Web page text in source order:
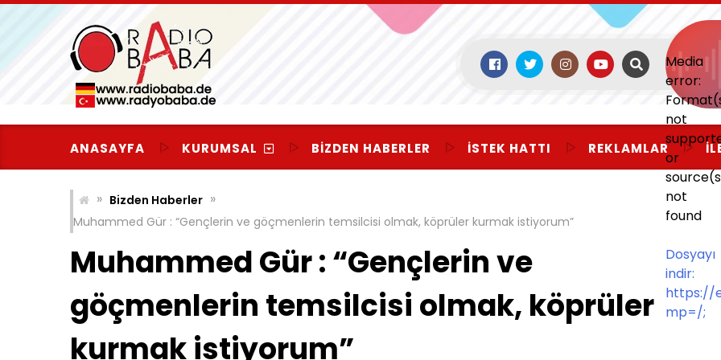
Skip
content
Media
error:
not
or
not
found
Dosyayı
indir:
https://
mp=/;
ANASAYFA KURUMSAL BIZDEN HABERLER İSTEK HATTI REKLAMLAR
» Bizden Haberler »
Muhammed Gür : “Gençlerin ve göçmenlerin temsilcisi olmak, köprüler kurmak istiyorum”
Muhammed Gür : “Gençlerin ve
göçmenlerin temsilcisi olmak, köprüler
kurmak istiyorum”